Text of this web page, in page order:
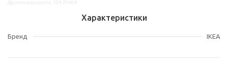
Характеристики
Бренд IKEA